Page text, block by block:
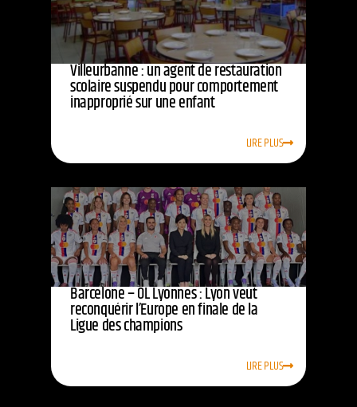
Villeurbanne : un agent de restauration
scolaire suspendu pour comportement
inapproprié sur une enfant
LIRE PLUS
Barcelone – OL Lyonnes : Lyon veut
reconquérir l’Europe en finale de la
Ligue des champions
LIRE PLUS